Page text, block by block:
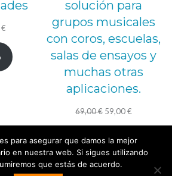
€
precio
actual
solución para
grupos musicales
con coros, escuelas,
salas de ensayos y
muchas otras
aplicaciones.
69,00€ El
precio
original
era:
59,00€
precio
actual
Añadir al carrito
para asegurar que damos la mejor
en nuestra web. Si sigues utilizando
que estás de acuerdo.